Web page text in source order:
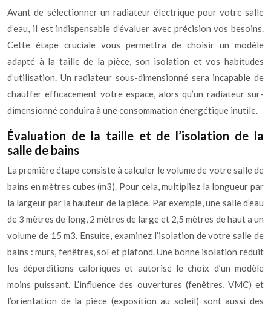
Avant de sélectionner un radiateur électrique pour votre salle
d’eau, il est indispensable d’évaluer avec précision vos besoins.
Cette étape cruciale vous permettra de choisir un modèle
adapté à la taille de la pièce, son isolation et vos habitudes
d’utilisation. Un radiateur sous-dimensionné sera incapable de
chauffer efficacement votre espace, alors qu’un radiateur sur-
dimensionné conduira à une consommation énergétique inutile.
Évaluation de la taille et de l’isolation de la
salle de bains
La première étape consiste à calculer le volume de votre salle de
bains en mètres cubes (m3). Pour cela, multipliez la longueur par
la largeur par la hauteur de la pièce. Par exemple, une salle d’eau
de 3 mètres de long, 2 mètres de large et 2,5 mètres de haut a un
volume de 15 m3. Ensuite, examinez l’isolation de votre salle de
bains : murs, fenêtres, sol et plafond. Une bonne isolation réduit
les déperditions caloriques et autorise le choix d’un modèle
moins puissant. L’influence des ouvertures (fenêtres, VMC) et
l’orientation de la pièce (exposition au soleil) sont aussi des